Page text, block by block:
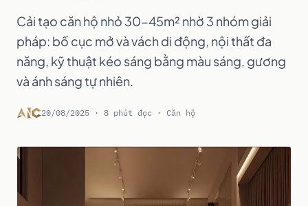
Cải tạo căn hộ nhỏ 30-45m² nhờ 3 nhóm giải
pháp: bố cục mở và vách di động, nội thất đa
năng, kỹ thuật kéo sáng bằng màu sáng, gương
và ánh sáng tự nhiên.
20/08/2025 · 8 phút đọc · Căn hộ